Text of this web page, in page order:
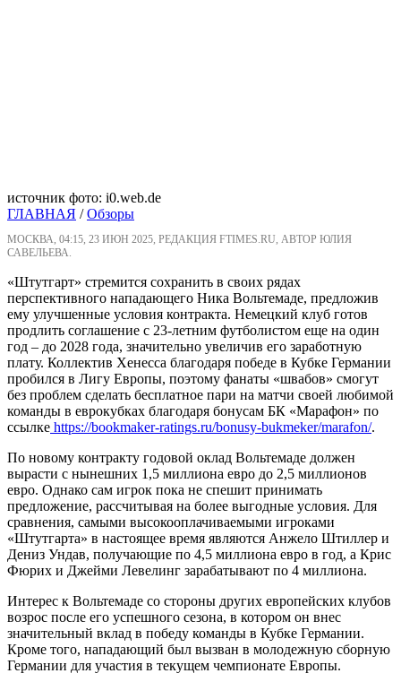
источник фото: i0.web.de
ГЛАВНАЯ /Обзоры
МОСКВА, 04:15, 23 ИЮН 2025, РЕДАКЦИЯ FTIMES.RU, АВТОР ЮЛИЯ
САВЕЛЬЕВА.
«Штутгарт» стремится сохранить в своих рядах
перспективного нападающего Ника Вольтемаде, предложив
ему улучшенные условия контракта. Немецкий клуб готов
продлить соглашение с 23-летним футболистом еще на один
год – до 2028 года, значительно увеличив его заработную
плату. Коллектив Хенесса благодаря победе в Кубке Германии
пробился в Лигу Европы, поэтому фанаты «швабов» смогут
без проблем сделать бесплатное пари на матчи своей любимой
команды в еврокубках благодаря бонусам БК «Марафон» по
ссылке https://bookmaker-ratings.ru/bonusy-bukmeker/marafon/.
По новому контракту годовой оклад Вольтемаде должен
вырасти с нынешних 1,5 миллиона евро до 2,5 миллионов
евро. Однако сам игрок пока не спешит принимать
предложение, рассчитывая на более выгодные условия. Для
сравнения, самыми высокооплачиваемыми игроками
«Штутгарта» в настоящее время являются Анжело Штиллер и
Дениз Ундав, получающие по 4,5 миллиона евро в год, а Крис
Фюрих и Джейми Левелинг зарабатывают по 4 миллиона.
Интерес к Вольтемаде со стороны других европейских клубов
возрос после его успешного сезона, в котором он внес
значительный вклад в победу команды в Кубке Германии.
Кроме того, нападающий был вызван в молодежную сборную
Германии для участия в текущем чемпионате Европы.